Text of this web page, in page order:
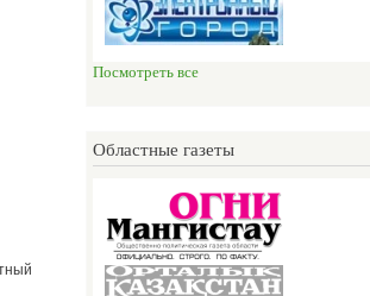
Посмотреть все
Областные газеты